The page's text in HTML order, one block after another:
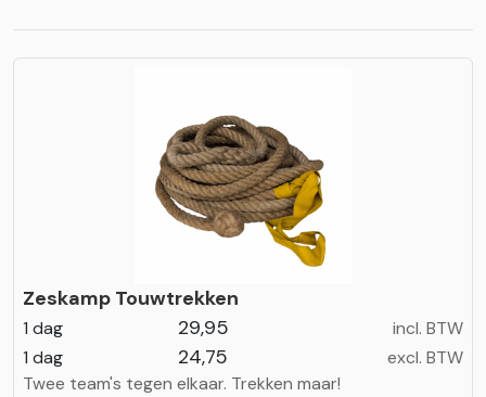
Zeskamp Touwtrekken
1 dag 29,95
incl. BTW
1 dag
24,75
excl. BTW
Twee team's tegen elkaar. Trekken maar!